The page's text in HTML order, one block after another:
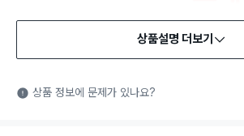
식품용 기구: 식품위생법에서 정한 규격
는 식품첨가물에 사용할 수 있는 식품용
상품설명 더보기
상품 정보에 문제가 있나요?